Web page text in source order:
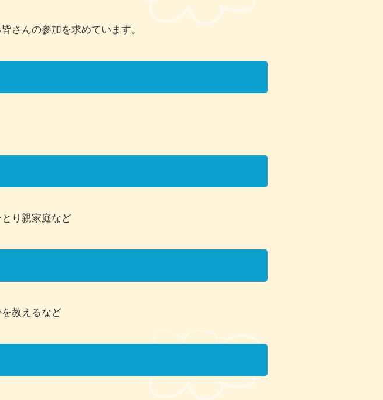
さんの参加を求めています。
り親家庭など
教えるなど